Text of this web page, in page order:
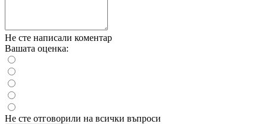
Не сте написали коментар
Вашата оценка:
Не сте отговорили на всички въпроси